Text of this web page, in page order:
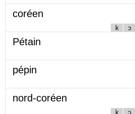
coréen
k ɔ
Pétain
pépin
nord-coréen
k ɔ